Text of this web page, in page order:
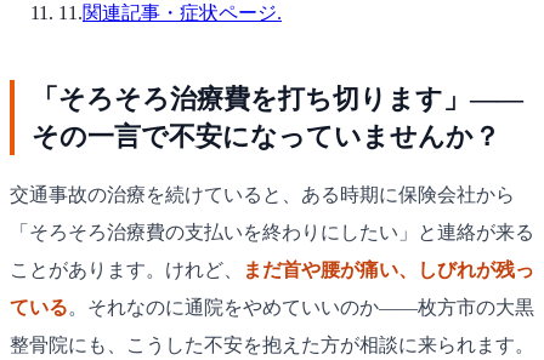
11 .関連記事・症状ページ.
「そろそろ治療費を打ち切ります」——
その一言で不安になっていませんか？
交通事故の治療を続けていると、ある時期に保険会社から
「そろそろ治療費の支払いを終わりにしたい」と連絡が来る
ことがあります。けれど、
まだ首や腰が痛い、しびれが残っ
ている。それなのに通院をやめていいのか——枚方市の大黒
整骨院にも、こうした不安を抱えた方が相談に来られます。